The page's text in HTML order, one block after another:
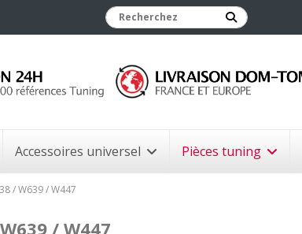
Accessoires universel Pièces tuning
/ W639 / W447
/ W447